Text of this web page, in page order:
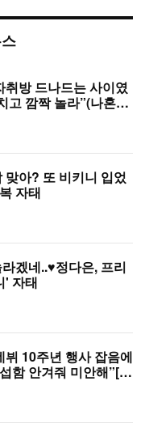
취방 드나드는 사이였
고 깜짝 놀라”(나혼자
맞아? 또 비키니 입었
자태
겠네..♥정다은, 프리
' 자태
뷔 10주년 행사 잡음에
함 안겨줘 미안해”[핫